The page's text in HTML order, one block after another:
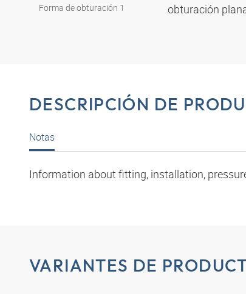
Forma de obturación 1 obturación
DESCRIPCIÓN DE
Notas
Information about fitting, installation,
VARIANTES DE